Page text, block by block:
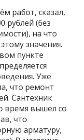
работ, сказал,
рублей (без
на что
значения.
пункте
Уже
что ремонт
Сантехник
время вышел со
что
арматуру,